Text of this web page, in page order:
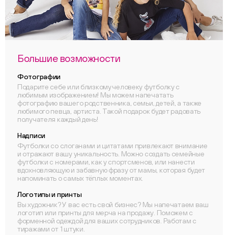
Большие возможности
Фотографии
Подарите себе или близкому человеку футболку с
любимым изображением! Мы можем напечатать
фотографию вашего родственника, семьи, детей, а также
любимого певца, артиста. Такой подарок будет радовать
получателя каждый день!
Надписи
Футболки со слоганами и цитатами привлекают внимание
и отражают вашу уникальность. Можно создать семейные
футболки с номерами, как у спортсменов, или нанести
вдохновляющую и забавную фразу от мамы, которая будет
напоминать о самых тёплых моментах.
Логотипы и принты
Вы художник? У вас есть свой бизнес? Мы напечатаем ваш
логотип или принты для мерча на продажу. Поможем с
форменной одеждой для ваших сотрудников. Работам с
тиражами от 1 штуки.